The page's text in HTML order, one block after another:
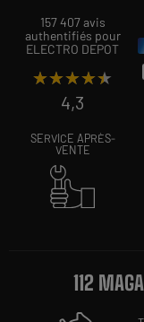
157 407 avis
authentifiés pour
ELECTRO DEPOT
★★★★★
★★★★★
4,3
SERVICE APRÈS-
VENTE
112